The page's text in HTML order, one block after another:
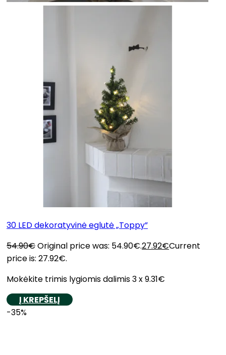
30 LED dekoratyvinė eglutė „Toppy”
54.90€Original price was: 54.90€.27.92€Current
price is: 27.92€.
Mokėkite trimis lygiomis dalimis 3 x 9.31€
Į KREPŠELĮ
-35%